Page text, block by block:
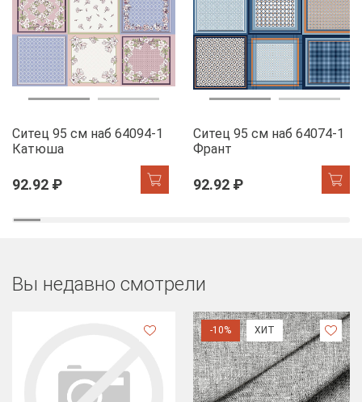
Ситец 95 см наб 64094-1
Катюша
92.92 ₽
Ситец 95 см наб 64074-1
Франт
92.92 ₽
Вы недавно смотрели
-10% ХИТ